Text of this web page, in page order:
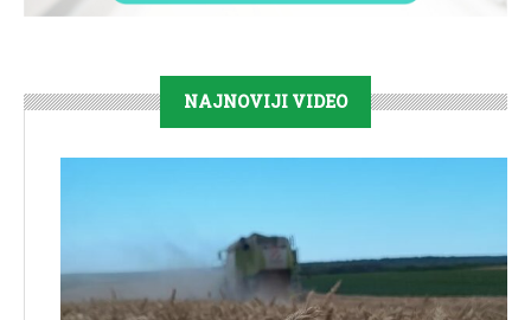
NAJNOVIJI VIDEO